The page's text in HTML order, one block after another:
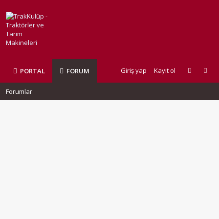
PORTAL FORUM Giriş yap Kayıt ol
Forumlar